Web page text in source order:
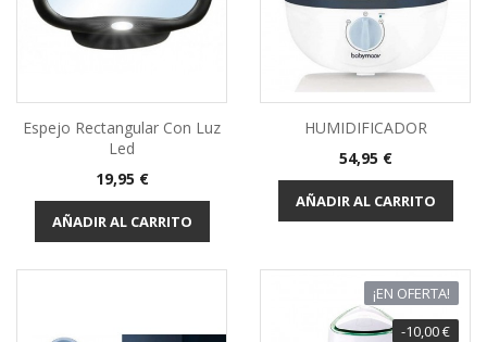
Espejo Rectangular Con Luz
Led
Precio
19,95 €
AÑADIR AL CARRITO
HUMIDIFICADOR
Precio
54,95 €
AÑADIR AL CARRITO
¡EN OFERTA!
-10,00 €